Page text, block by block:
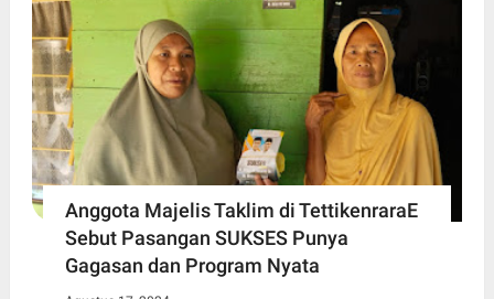
Anggota Majelis Taklim di TettikenraraE
Sebut Pasangan SUKSES Punya
Gagasan dan Program Nyata